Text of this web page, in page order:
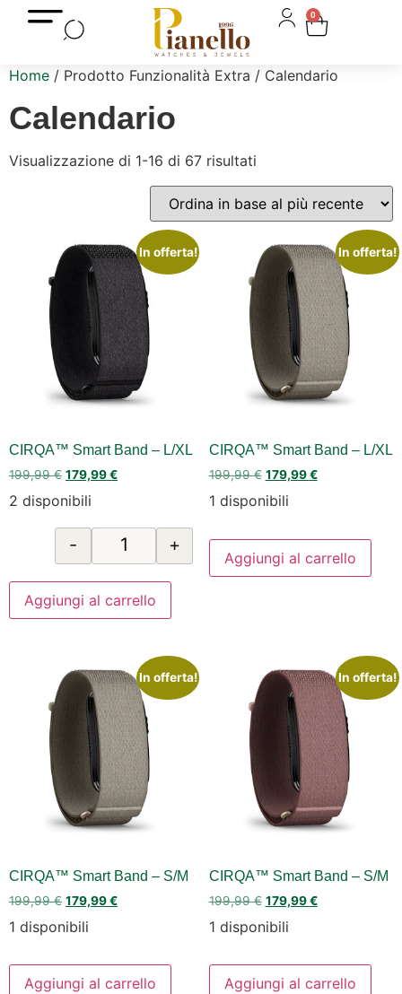
0
Home / Prodotto Funzionalità Extra / Calendario
Calendario
Visualizzazione di 1-16 di 67 risultati
In offerta!
CIRQA™ Smart Band – L/XL
199,99€ 179,99€
2 disponibili
- +
Aggiungi al carrello
In offerta!
CIRQA™ Smart Band – L/XL
199,99€ 179,99€
1 disponibili
Aggiungi al carrello
In offerta!
CIRQA™ Smart Band – S/M
199,99€ 179,99€
1 disponibili
Aggiungi al carrello
In offerta!
CIRQA™ Smart Band – S/M
199,99€ 179,99€
1 disponibili
Aggiungi al carrello